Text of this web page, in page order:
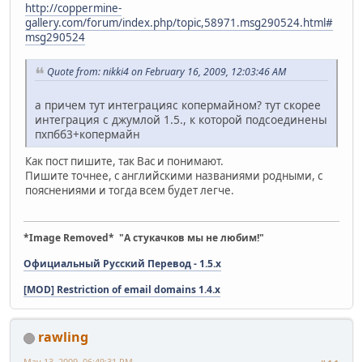
http://coppermine-
gallery.com/forum/index.php/topic,58971.msg290524.html#
msg290524
Quote from: nikki4 on February 16, 2009, 12:03:46 AM
а причем тут интеграцияс копермайном? тут скорее
интеграция с джумлой 1.5., к которой подсоединены
пхпбб3+копермайн
Как пост пишите, так Вас и понимают.
Пишите точнее, с английскими названиями родными, с
пояснениями и тогда всем будет легче.
*Image Removed* "А стукачков мы не любим!"
Официальный Русский Перевод - 1.5.x
[MOD] Restriction of email domains 1.4.x
rawling